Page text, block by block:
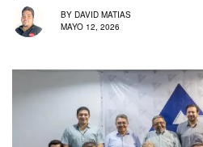
BY DAVID MATIAS
MAYO 12, 2026